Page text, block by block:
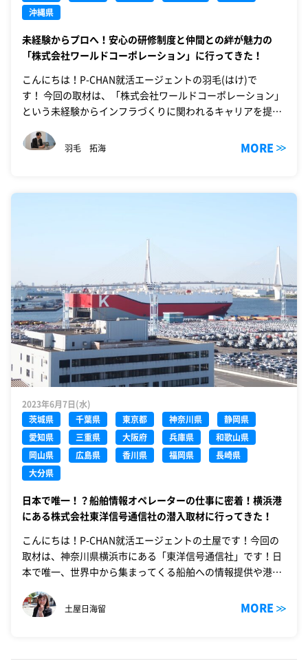
沖縄県
未経験からプロへ！安心の研修制度と仲間との絆が魅力の
「株式会社ワールドコーポレーション」に行ってきた！
こんにちは！P-CHAN就活エージェントの羽毛(はけ)で
す！ 今回の取材は、「株式会社ワールドコーポレーション」
という未経験からインフラづくりに関われるキャリアを提供
羽毛 拓海 MORE
2023年6月7日(水)
茨城県
千葉県 東京都 神奈川県 静岡県
愛知県 三重県 大阪府 兵庫県 和歌山県
岡山県 広島県 香川県 福岡県 長崎県
大分県
日本で唯一！？船舶情報オペレーターの仕事に密着！横浜港
にある株式会社東洋信号通信社の潜入取材に行ってきた！
こんにちは！P-CHAN就活エージェントの土屋です！今回の
取材は、神奈川県横浜市にある「東洋信号通信社」です！日
本で唯一、世界中から集まってくる船舶への情報提供や港湾
土屋日海留 MORE